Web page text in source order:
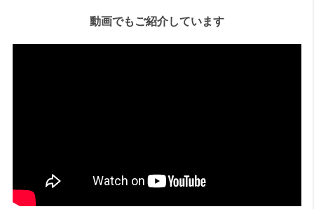
動画でもご紹介しています